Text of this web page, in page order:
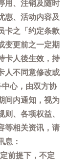
用、注销及随时
惠、活动内容及
卡之「约定条款
变更前之一定期
卡人後生效，持
人不同意修改或
心，由双方协
间内通知，视为
、各项权益、
等相关资讯，请
息：
前提下，不定